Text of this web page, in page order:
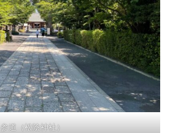
参道（松陰神社）